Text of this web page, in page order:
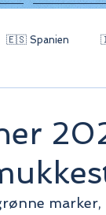
🇪🇸 Spanien
marker,